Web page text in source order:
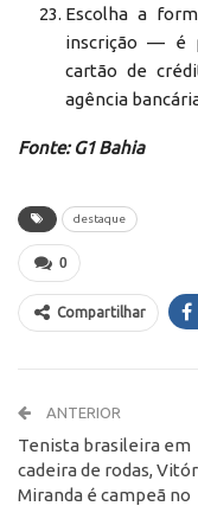
Escolha a
inscrição — é
cartão de
agência
Fonte: G1 Bahia
destaque
0
Compartilhar
ANTERIOR
Tenista brasileira em
cadeira de rodas,
Miranda é campeã no